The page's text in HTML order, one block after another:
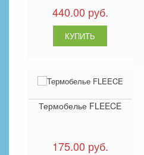
440.00 руб.
Термобелье FLEECE
175.00 руб.